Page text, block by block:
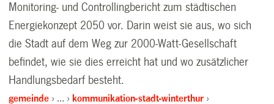
Monitoring- und Controllingbericht zum städtischen
Energiekonzept 2050 vor. Darin weist sie aus, wo sich
die Stadt auf dem Weg zur 2000-Watt-Gesellschaft
befindet, wie sie dies erreicht hat und wo zusätzlicher
Handlungsbedarf besteht.
gemeinde …
kommunikation-stadt-winterthur